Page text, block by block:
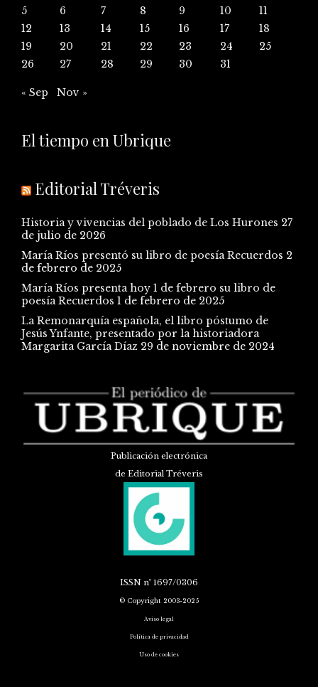
5
6 7 8 9 10
11
12
13 14 15 16 17
18
19
20 21 22 23 24
25
26
27 28 29 30 31
« Sep Nov »
El tiempo en Ubrique
Editorial Tréveris
Historia y vivencias del poblado de Los Hurones 27
de julio de 2026
María Ríos presentó su libro de poesía Recuerdos 2
de febrero de 2025
María Ríos presenta hoy 1 de febrero su libro de
poesía Recuerdos 1 de febrero de 2025
La Remonarquía española, el libro póstumo de
Jesús Ynfante, presentado por la historiadora
Margarita García Díaz 29 de noviembre de 2024
Publicación electrónica
de Editorial Tréveris
ISSN nº 1697/0306
© Copyright 2003-2025
Aviso legal
Política de privacidad
Uso de cookies